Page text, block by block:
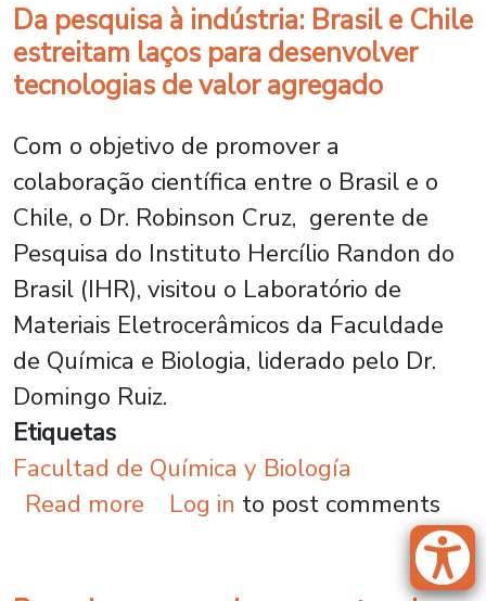
Da pesquisa à indústria: Brasil e Chile
estreitam laços para desenvolver
tecnologias de valor agregado
Com o objetivo de promover a
colaboração científica entre o Brasil e o
Chile, o Dr. Robinson Cruz, gerente de
Pesquisa do Instituto Hercílio Randon do
Brasil (IHR), visitou o Laboratório de
Materiais Eletrocerâmicos da Faculdade
de Química e Biologia, liderado pelo Dr.
Domingo Ruiz.
Etiquetas
Facultad de Química y Biología
Read more about Da pesquisa à
Log in to post comments